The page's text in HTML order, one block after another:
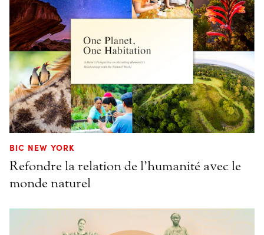
BIC NEW YORK
Refondre la relation de l’humanité avec le
monde naturel